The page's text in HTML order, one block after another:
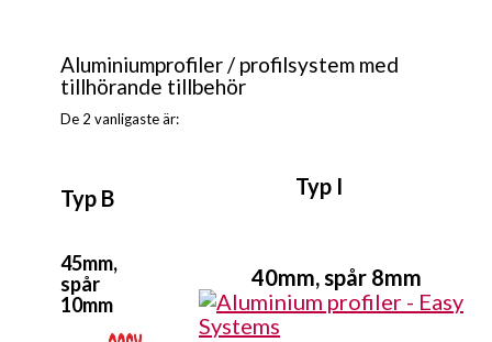
Aluminiumprofiler / profilsystem med
tillhörande tillbehör
De 2 vanligaste är:
Typ B Typ I
45mm,
spår
10mm
40mm, spår 8mm